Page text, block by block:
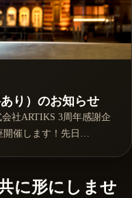
り）のお知らせ
社ARTIKS 3周年感謝企
開催します！先日…
に形にしませ